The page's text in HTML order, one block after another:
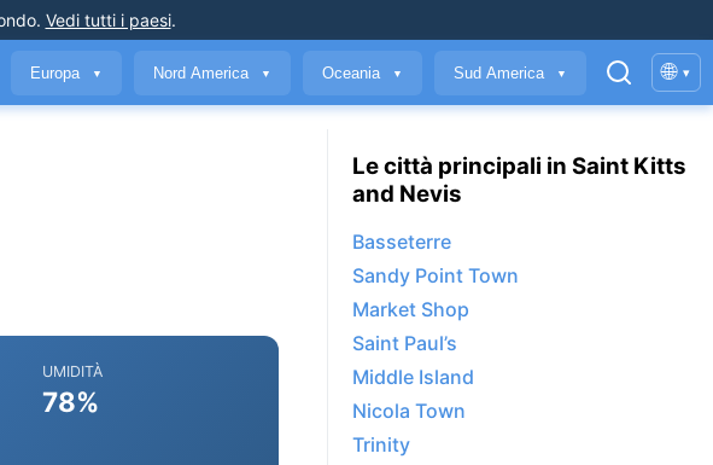
. Vedi tutti i paesi.
Europa ▼ Nord America ▼ Oceania ▼ Sud America ▼ 🌐 ▾
UMIDITÀ
78%
Le città principali in Saint Kitts
and Nevis
Basseterre
Sandy Point Town
Market Shop
Saint Paul’s
Middle Island
Nicola Town
Trinity